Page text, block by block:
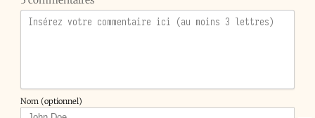
Nom (optionnel)